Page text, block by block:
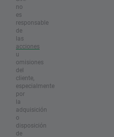
no
es
responsable
de
las
acciones
u
omisiones
del
cliente,
especialmente
por
la
adquisición
o
disposición
de